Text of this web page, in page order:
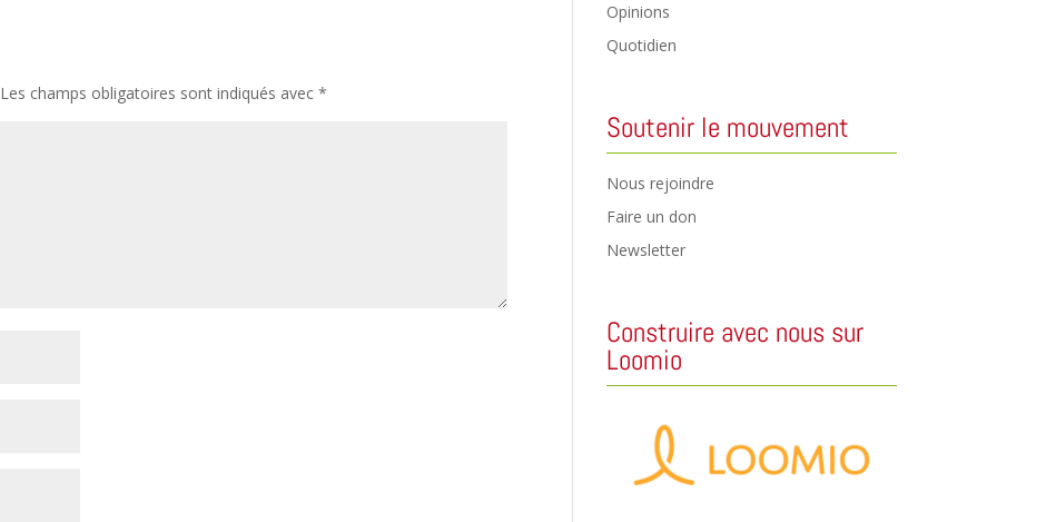
Les champs obligatoires sont indiqués avec*
Opinions
Quotidien
Soutenir le mouvement
Nous rejoindre
Faire un don
Newsletter
Construire avec nous sur
Loomio